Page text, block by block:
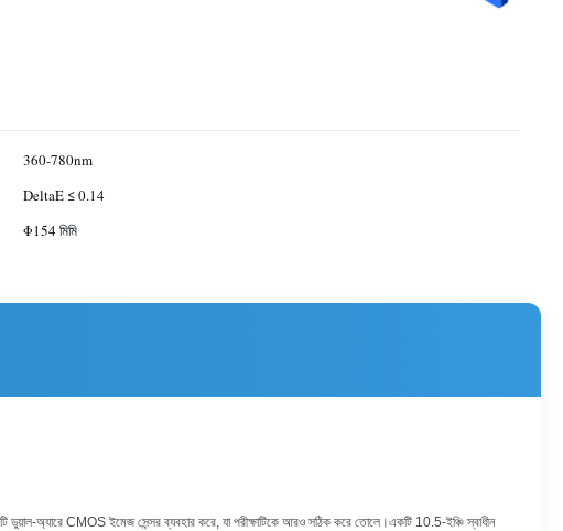
360-780nm
DeltaE ≤ 0.14
Φ154 মিমি
ডুয়াল-অ্যারে CMOS ইমেজ সেন্সর ব্যবহার করে, যা পরীক্ষাটিকে আরও সঠিক করে তোলে।একটি 10.5-ইঞ্চি স্বাধীন